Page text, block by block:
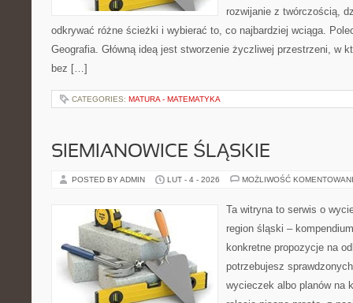
rozwijanie z twórczością,
odkrywać różne ścieżki i wybierać to, co najbardziej wciąga.
Geografia. Główną ideą jest stworzenie życzliwej przestrzeni, w
bez […]
CATEGORIES: MATURA - MATEMATYKA
SIEMIANOWICE ŚLĄSKIE
POSTED BY ADMIN LUT - 4 - 2026 MOŻLIWOŚĆ
Ta witryna to serwis o
region śląski –
konkretne propozycje na
potrzebujesz
wycieczek albo planów na